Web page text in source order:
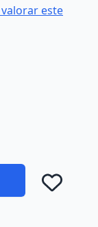
este